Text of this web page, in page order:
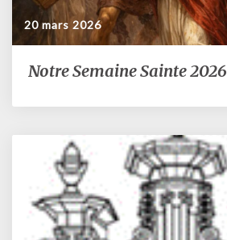
20 mars 2026
Notre
Sainte
Notre Semaine Sainte 2026